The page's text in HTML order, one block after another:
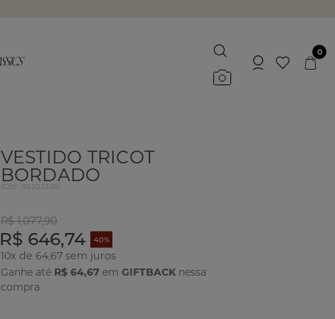
0
VESTIDO TRICOT
BORDADO
(Cód. 05202365
R$ 1.077,90
R$ 646,74 40%
10x de 64,67
Ganhe até R$ 64,67 em GIFTBACKnessa
compra